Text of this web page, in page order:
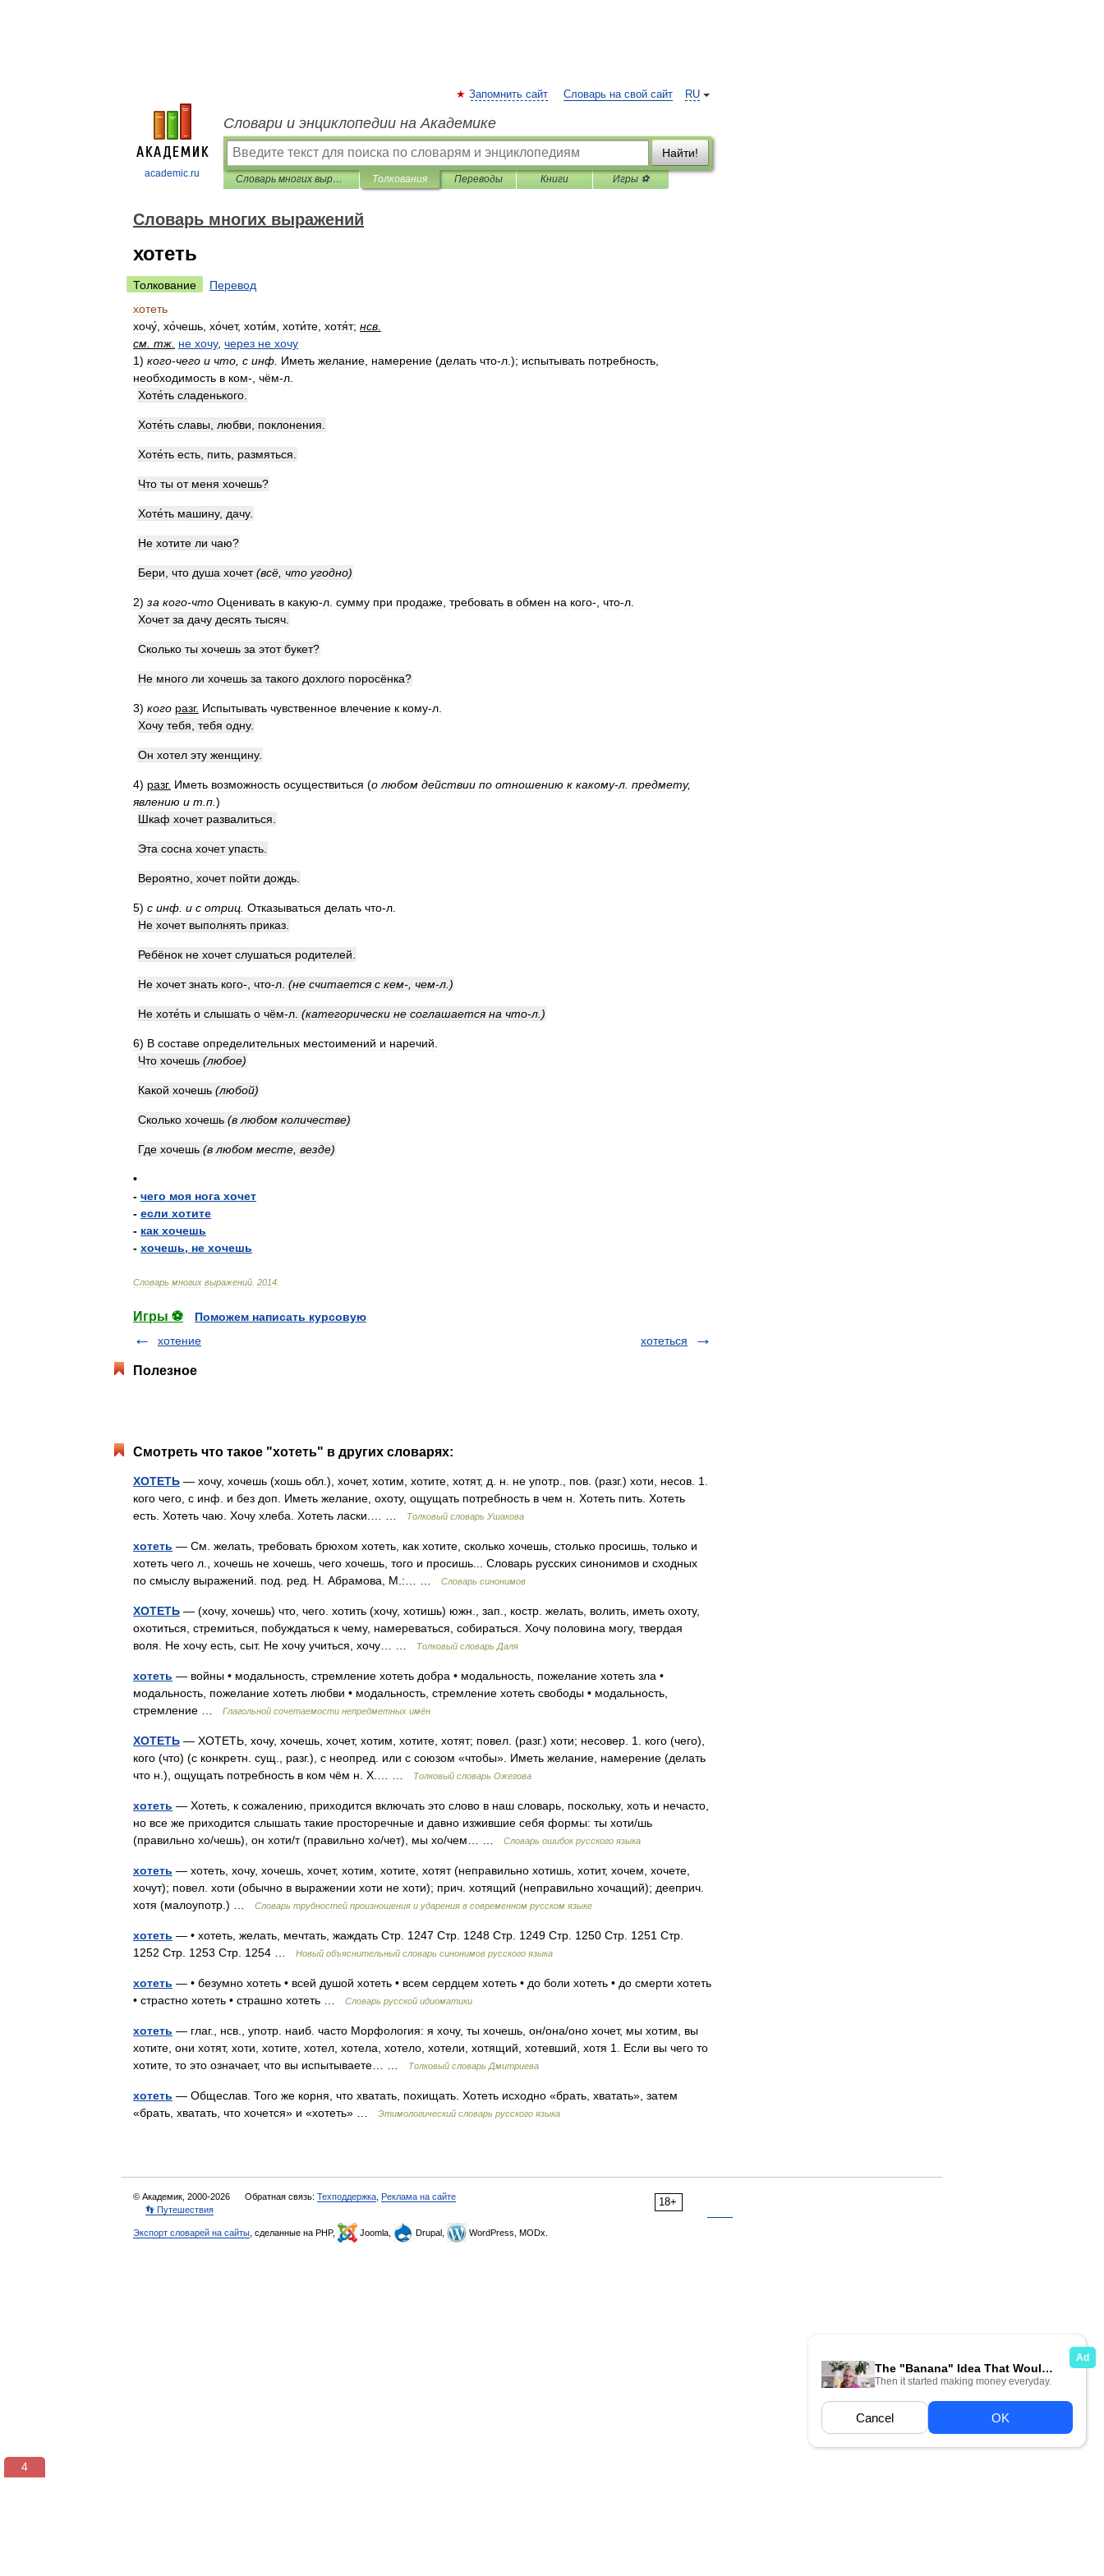
academic.ru
RU
Запомнить сайт Словарь на свой сайт
Словари и энциклопедии на Академике
Найти!
Словарь многих выражений Толкования Переводы Книги Игры ⚽
Словарь многих выражений
хотеть
Толкование
Перевод
хотеть
хочу́ хо́чешь хо́чет, хоти́м хоти́те хотя́т; нсв
см тж не хочу, через не хочу
1) кого-чего и что с инф Иметь желание намерение (делать что-л .); испытывать потребность
необходимость в ком-, чём-л
Хоте́ть сладенького
Хоте́ть славы любви поклонения
Хоте́ть есть пить размяться
Что ты от меня хочешь?
Хоте́ть машину, дачу.
Не хотите ли чаю?
Бери что душа хочет (всё что угодно)
2) за кого-что Оценивать в какую-л сумму при продаже требовать в обмен на кого-, что-л
Хочет за дачу десять тысяч
Сколько ты хочешь за этот букет?
Не много ли хочешь за такого дохлого поросёнка?
3) кого разг. Испытывать чувственное влечение к кому-л
Хочу тебя тебя одну.
Он хотел эту женщину.
4) разг. Иметь возможность осуществиться (о любом действии по отношению к какому-л предмету,
явлению и т п )
Шкаф хочет развалиться
Эта сосна хочет упасть
Вероятно хочет пойти дождь
5) с инф и с отриц Отказываться делать что-л
Не хочет выполнять приказ
Ребёнок не хочет слушаться родителей
Не хочет знать кого-, что-л (не считается с кем-, чем-л .)
Не хоте́ть и слышать о чём-л (категорически не соглашается на что-л .)
6) В составе определительных местоимений и наречий
Что хочешь (любое)
Какой хочешь (любой)
Сколько хочешь (в любом количестве)
Где хочешь (в любом месте везде)
•
- чего моя нога хочет
- если хотите
- как хочешь
- хочешь, не хочешь
Словарь многих выражений 2014
Игры ⚽
Поможем написать курсовую
хотение
хотеться
Полезное
Смотреть что такое "хотеть" в других словарях:
ХОТЕТЬ — хочу, хочешь (хошь обл.), хочет, хотим, хотите, хотят, д. н. не употр., пов. (разг.) хоти, несов. 1.
кого чего, с инф. и без доп. Иметь желание, охоту, ощущать потребность в чем н. Хотеть пить. Хотеть
есть. Хотеть чаю. Хочу хлеба. Хотеть ласки.… …
Толковый словарь Ушакова
хотеть — См. желать, требовать брюхом хотеть, как хотите, сколько хочешь, столько просишь, только и
хотеть чего л., хочешь не хочешь, чего хочешь, того и просишь... Словарь русских синонимов и сходных
по смыслу выражений. под. ред. Н. Абрамова, М.:… …
Словарь синонимов
ХОТЕТЬ — (хочу, хочешь) что, чего. хотить (хочу, хотишь) южн., зап., костр. желать, волить, иметь охоту,
охотиться, стремиться, побуждаться к чему, намереваться, собираться. Хочу половина могу, твердая
воля. Не хочу есть, сыт. Не хочу учиться, хочу… …
Толковый словарь Даля
хотеть — войны • модальность, стремление хотеть добра • модальность, пожелание хотеть зла •
модальность, пожелание хотеть любви • модальность, стремление хотеть свободы • модальность,
стремление …
Глагольной сочетаемости непредметных имён
ХОТЕТЬ — ХОТЕТЬ, хочу, хочешь, хочет, хотим, хотите, хотят; повел. (разг.) хоти; несовер. 1. кого (чего),
кого (что) (с конкретн. сущ., разг.), с неопред. или с союзом «чтобы». Иметь желание, намерение (делать
что н.), ощущать потребность в ком чём н. Х.… …
Толковый словарь Ожегова
хотеть — Хотеть, к сожалению, приходится включать это слово в наш словарь, поскольку, хоть и нечасто,
но все же приходится слышать такие просторечные и давно изжившие себя формы: ты хоти/шь
(правильно хо/чешь), он хоти/т (правильно хо/чет), мы хо/чем… …
Словарь ошибок русского языка
хотеть — хотеть, хочу, хочешь, хочет, хотим, хотите, хотят (неправильно хотишь, хотит, хочем, хочете,
хочут); повел. хоти (обычно в выражении хоти не хоти); прич. хотящий (неправильно хочащий); дееприч.
хотя (малоупотр.) …
Словарь трудностей произношения и ударения в современном русском языке
хотеть — • хотеть, желать, мечтать, жаждать Стр. 1247 Стр. 1248 Стр. 1249 Стр. 1250 Стр. 1251 Стр.
1252 Стр. 1253 Стр. 1254 …
Новый объяснительный словарь синонимов русского языка
хотеть — • безумно хотеть • всей душой хотеть • всем сердцем хотеть • до боли хотеть • до смерти хотеть
• страстно хотеть • страшно хотеть …
Словарь русской идиоматики
хотеть — глаг., нсв., употр. наиб. часто Морфология: я хочу, ты хочешь, он/она/оно хочет, мы хотим, вы
хотите, они хотят, хоти, хотите, хотел, хотела, хотело, хотели, хотящий, хотевший, хотя 1. Если вы чего то
хотите, то это означает, что вы испытываете… …
Толковый словарь Дмитриева
хотеть — Общеслав. Того же корня, что хватать, похищать. Хотеть исходно «брать, хватать», затем
«брать, хватать, что хочется» и «хотеть» …
Этимологический словарь русского языка
18+
© Академик, 2000-2026 Обратная связь: Техподдержка Реклама на сайте
👣 Путешествия
Экспорт словарей на сайты , сделанные на PHP, Joomla, Drupal, WordPress, MODx.
3